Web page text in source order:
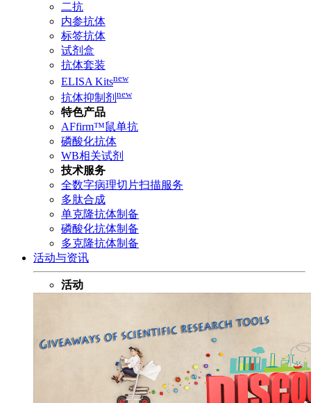
二抗
内参抗体
标签抗体
试剂盒
抗体套装
ELISA Kitsnew
抗体抑制剂 new
特色产品
AFfirm™鼠单抗
磷酸化抗体
WB相关试剂
技术服务
全数字病理切片扫描服务
多肽合成
单克隆抗体制备
磷酸化抗体制备
多克隆抗体制备
活动与资讯
活动